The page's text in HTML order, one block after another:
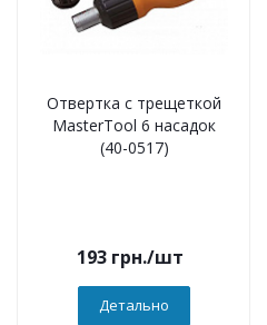
Отвертка с трещеткой
MasterTool 6 насадок
(40-0517)
193 грн./шт
Детально